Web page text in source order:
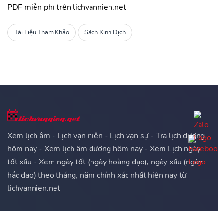
PDF miễn phí trên lichvannien.net.
Tài Liệu Tham Khảo Sách Kinh Dịch
Xem lịch âm - Lịch vạn niên - Lịch vạn sự - Tra lịch dương
hôm nay - Xem lịch âm dương hôm nay - Xem Lịch ngày
tốt xấu - Xem ngày tốt (ngày hoàng đạo), ngày xấu (ngày
hắc đạo) theo tháng, năm chính xác nhất hiện nay từ
lichvannien.net